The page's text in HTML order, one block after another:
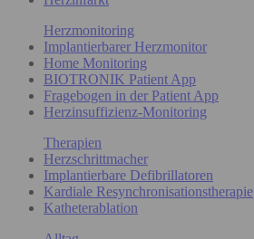
Herzmonitoring
Implantierbarer Herzmonitor
Home Monitoring
BIOTRONIK Patient App
Fragebogen in der Patient App
Herzinsuffizienz-Monitoring
Therapien
Herzschrittmacher
Implantierbare Defibrillatoren
Kardiale Resynchronisationstherapie
Katheterablation